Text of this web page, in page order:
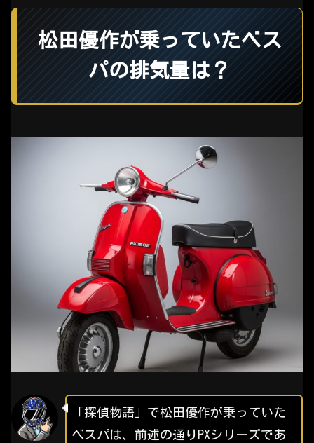
松田優作が乗っていたベス
パの排気量は？
「探偵物語」で松田優作が乗っていた
ベスパは、前述の通りPXシリーズであ